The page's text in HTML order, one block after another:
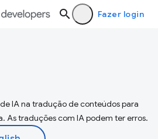
Fazer login
IA na tradução de conteúdos para
As traduções com IA podem ter erros.